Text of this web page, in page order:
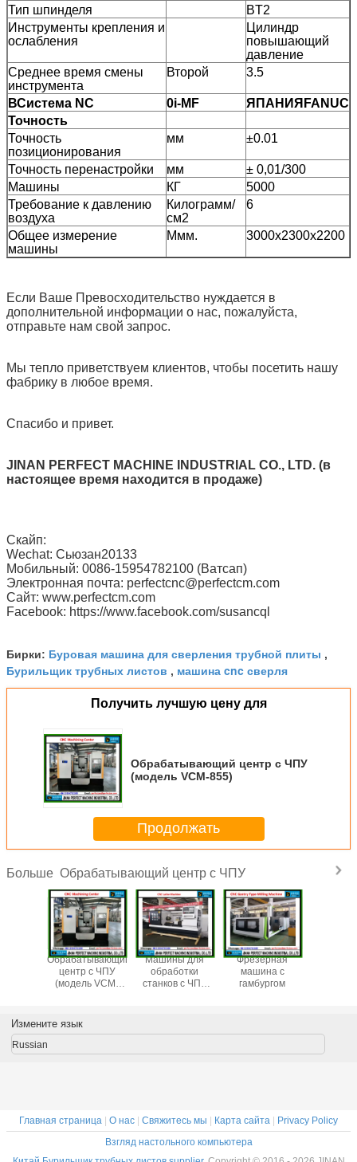
Тип шпинделя
BT2
Инструменты крепления и
ослабления
Цилиндр
повышающий
давление
Среднее время смены
инструмента
Второй 3.5
ВСистема NC 0i-MF ЯПАНИЯ FANUC
Точность
Точность
позиционирования
мм ±0.01
Точность перенастройки мм
± 0,01/300
Машины
КГ
5000
Требование к давлению
воздуха
Килограмм/
см2
6
Общее измерение
машины
Ммм. 3000х2300х2200
Если Ваше Превосходительство нуждается в
дополнительной информации о нас, пожалуйста,
отправьте нам свой запрос.
Мы тепло приветствуем клиентов, чтобы посетить нашу
фабрику в любое время.
Спасибо и привет.
JINAN PERFECT MACHINE INDUSTRIAL CO., LTD. (в
настоящее время находится в продаже)
Скайп:
Wechat: Сьюзан20133
Мобильный: 0086-15954782100 (Ватсап)
Электронная почта: perfectcnc@perfectcm.com
Сайт: www.perfectcm.com
Facebook: https://www.facebook.com/susancql
Бирки: Буровая машина для сверления трубной плиты ,
Бурильщик трубных листов , машина cnc сверля
Получить лучшую цену для
Обрабатывающий центр с ЧПУ
(модель VCM-855)
Продолжать
Больше Обрабатывающий центр с ЧПУ
Обрабатывающий
центр с ЧПУ
(модель VCM-
Машины для
обработки
станков с ЧПУ
Фрезерная
машина с
гамбургом
Измените язык
Russian
Главная страница | О нас | Свяжитесь мы | Карта сайта | Privacy Policy
Взгляд настольного компьютера